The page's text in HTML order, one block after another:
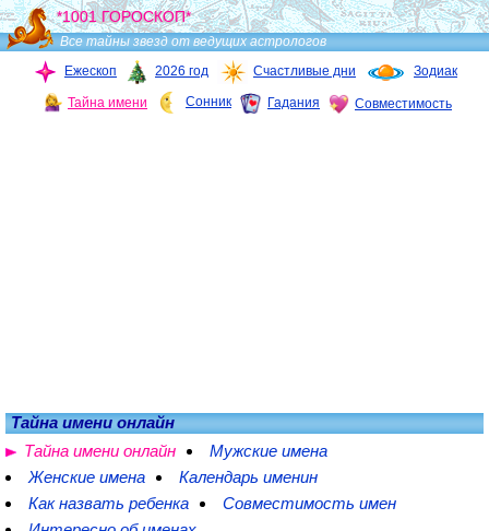
*1001 ГОРОСКОП*
Все тайны звезд от ведущих астрологов
Ежескоп
2026 год Счастливые дни Зодиак
Тайна имени Сонник Гадания Совместимость
Тайна имени онлайн
Тайна имени онлайн
Мужские имена
Женские имена
Календарь именин
Как назвать ребенка
Совместимость имен